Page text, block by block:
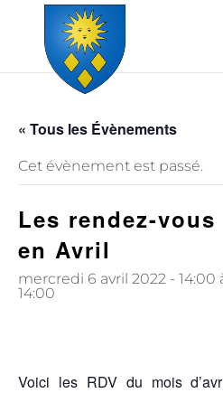
Skip to content
« Tous les Évènements
Cet évènement est passé.
Les rendez-
en Avril
mercredi 6 avril 2022 - 14:00
14:00
Voici les RDV du mois